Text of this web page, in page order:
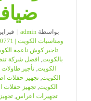
بواسطة admin
| فبراير 27th, 2019
ومناسبات الكويت | 65080771| ضيافة الكويت
تاجير كوش ناعمة
بالكويت, افضل شركة
الكويت,تأجير
الكويت,تجهيز حفلات
الكويت, تجهيز حفلات
تجهيزات اعراس,